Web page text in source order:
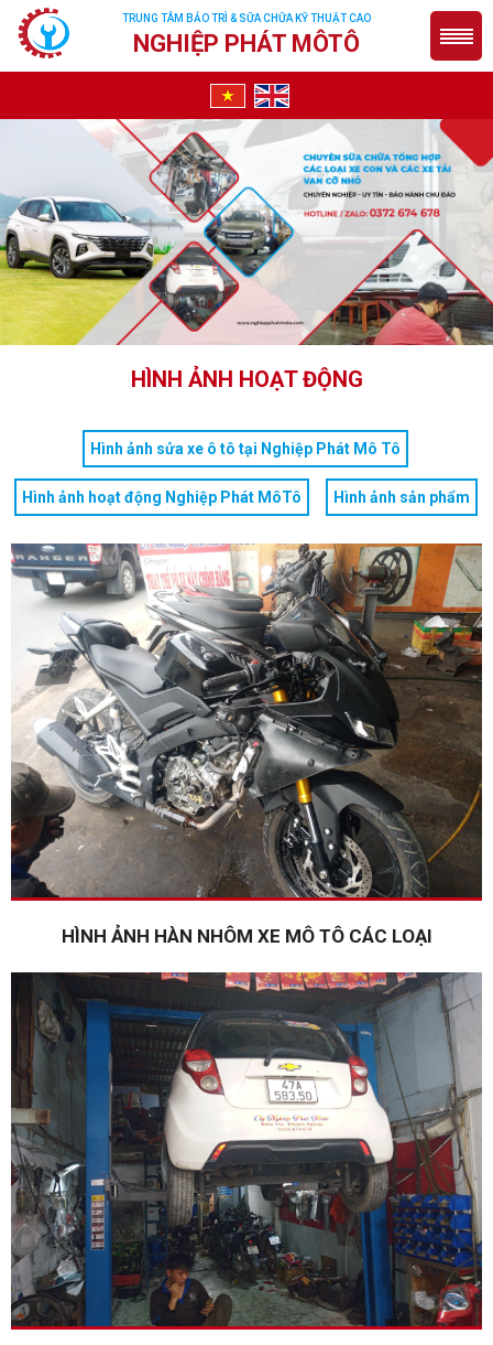
TRUNG TÂM BẢO TRÌ & SỮA CHỮA KỸ THUẬT CAO
NGHIỆP PHÁT MÔTÔ
HÌNH ẢNH HOẠT ĐỘNG
Hình ảnh sửa xe ô tô tại Nghiệp Phát Mô Tô
Hình ảnh hoạt động Nghiệp Phát MôTô Hình ảnh sản phẩm
HÌNH ẢNH HÀN NHÔM XE MÔ TÔ CÁC LOẠI